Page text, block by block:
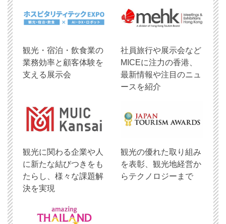
観光・宿泊・飲食業の
業務効率と顧客体験を
支える展示会
社員旅行や展示会など
MICEに注力の香港、
最新情報や注目のニュ
ースを紹介
観光に関わる企業や人
に新たな結びつきをも
たらし、様々な課題解
決を実現
観光の優れた取り組み
を表彰、観光地経営か
らテクノロジーまで